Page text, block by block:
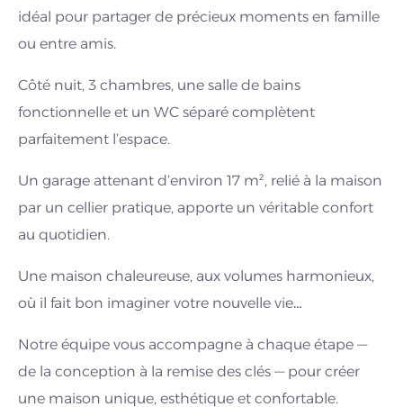
idéal pour partager de précieux moments en famille
ou entre amis.
Côté nuit, 3 chambres, une salle de bains
fonctionnelle et un WC séparé complètent
parfaitement l’espace.
Un garage attenant d’environ 17 m², relié à la maison
par un cellier pratique, apporte un véritable confort
au quotidien.
Une maison chaleureuse, aux volumes harmonieux,
où il fait bon imaginer votre nouvelle vie…
Notre équipe vous accompagne à chaque étape —
de la conception à la remise des clés — pour créer
une maison unique, esthétique et confortable.